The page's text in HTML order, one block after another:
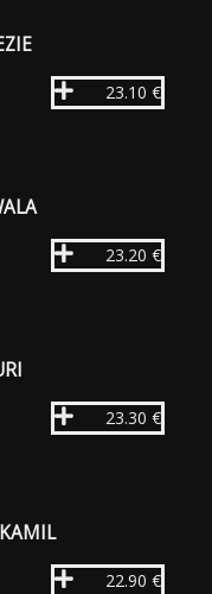
23.10 €
23.20 €
23.30 €
22.90 €